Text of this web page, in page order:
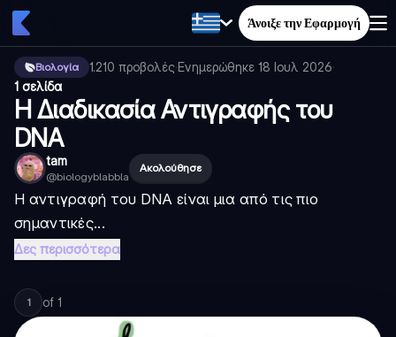
Άνοιξε την Εφαρμογή
Βιολογία 1.210 προβολές·Ενημερώθηκε 18 Ιουλ 2026·
1 σελίδα
Η Διαδικασία Αντιγραφής του
DNA
tam
@biologyblabbla
Ακολούθησε
Η αντιγραφή του DNA είναι μια από τις πιο
σημαντικές...
Δες περισσότερα
1 of 1